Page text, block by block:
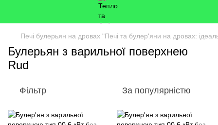
Печі булерьян на дровах "Печі та булер'яни на дровах:
Булерьян з варильної поверхнею
Rud
Фільтр За популярністю